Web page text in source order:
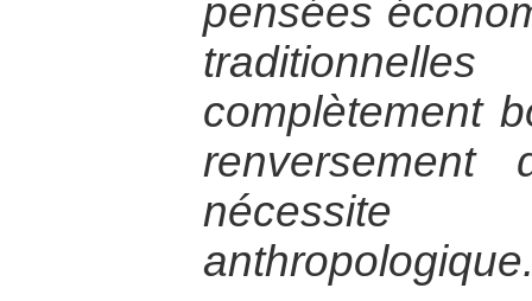
pensées
complètement
nécessite